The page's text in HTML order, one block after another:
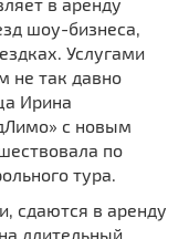
шоу-бизнеса,
Услугами
не так давно
Ирина
с новым
по
тура.
сдаются в аренду
длительный